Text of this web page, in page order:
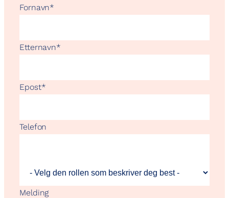
Fornavn*
Etternavn*
Epost*
Telefon
Melding